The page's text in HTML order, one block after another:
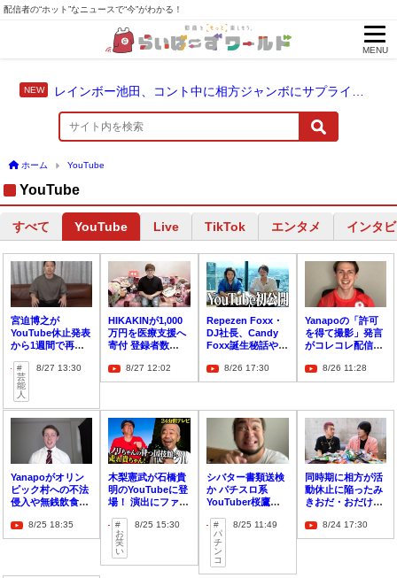
配信者の“ホット”なニュースで“今”がわかる！
MENU
ホーム YouTube
YouTube
すべて YouTube Live TikTok エンタメ インタ
宮迫博之が
YouTube休止発表
から1週間で再開
場所しか僕にはな
い」
芸
能
人
8/27 13:30
HIKAKINが1,000
万円を医療支援へ
寄付 登録者数
企画を断念
8/27 12:02
Repezen Foxx・
DJ社長、Candy
Foxx誕生秘話や世
初公開8/26 17:30
Yanapoの「許可
を得て撮影」発言
がコレコレ配信で
ピック関係者が問
い合わせ窓口に電
8/26 11:28
Yanapoがオリン
ピック村への不法
侵入や無銭飲食に
8/25 18:35
木梨憲武が石橋貴
明のYouTubeに登
場！ 演出にファン
お
笑
い
8/25 15:30
シバター書類送検
か パチスロ系
YouTuber桜鷹虎
刑事事件について
言及
パ
チ
ン
コ
8/25 11:49
同時期に相方が活
動休止に陥ったみ
きおだ・おだけい
ド・カンタが対談
いま欲しいものは
8/24 17:30